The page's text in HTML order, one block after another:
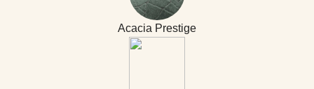
Acacia Prestige